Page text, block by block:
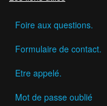
Foire aux questions.
Formulaire de contact.
Etre appelé.
Mot de passe oublié